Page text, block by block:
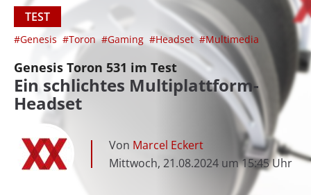
TEST
#Genesis #Toron #Gaming #Headset #Multimedia
Genesis Toron 531 im Test
Ein schlichtes Multiplattform-
Headset
Von Marcel Eckert
Mittwoch, 21.08.2024 um 15:45 Uhr